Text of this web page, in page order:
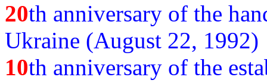
20th anniversary of the
Ukraine (August 22, 1992)
10th anniversary of the